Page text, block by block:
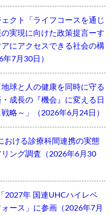
ェクト「ライフコースを通じ
実現に向けた政策提言ーす
にアクセスできる社会の構
7月30日）
地球と人の健康を同時に守る
成長の『機会』に変える日
略～」（2026年6月24日）
おける診療科間連携の実態
ング調査（2026年6月30
2027年 国連UHCハイレベ
ース」に参画（2026年7月